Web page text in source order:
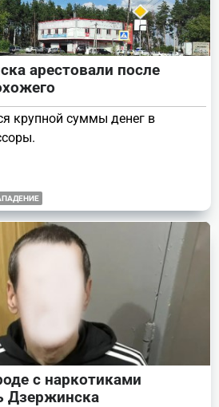
арестовали после
крупной суммы денег в
с наркотиками
Дзержинска